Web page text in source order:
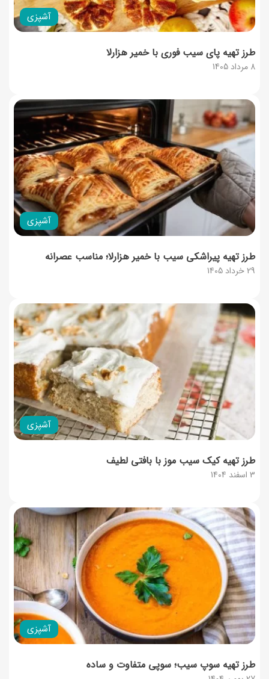
آشپزی
8 مرداد 1405
طرز تهیه پای سیب فوری با خمیر هزارلا
آشپزی
29 خرداد 1405
طرز تهیه پیراشکی سیب با خمیر هزارلا؛ مناسب عصرانه
آشپزی
3 اسفند 1404
طرز تهیه کیک سیب موز با بافتی لطیف
آشپزی
طرز تهیه سوپ سیب؛ سوپی متفاوت و ساده